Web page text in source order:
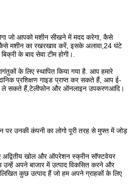
होगा जो आपको मशीन सीखने में मदद करेगा, कैसे
मशीन का रखरखाव करें, इसके अलावा,24 घंटे
के बाद सेवा टीम होगी।.
के लिए स्थापित किया गया है. आप हमारे
प्रशिक्षण गाइड प्राप्त कर सकते हैं, आप ई-
ले सकते हैं,टेलीफोन और ऑनलाइन उपकरणआदि।
पर उनकी कंपनी का लोगो पूरी तरह से मुफ्त में जोड़
खोल और ऑपरेशन स्क्रीन सॉफ्टवेयर
अपने बाजार में उत्पाद विकसित करने और
कुछ उत्पाद हैं जो हम अपने ग्राहकों के लिए